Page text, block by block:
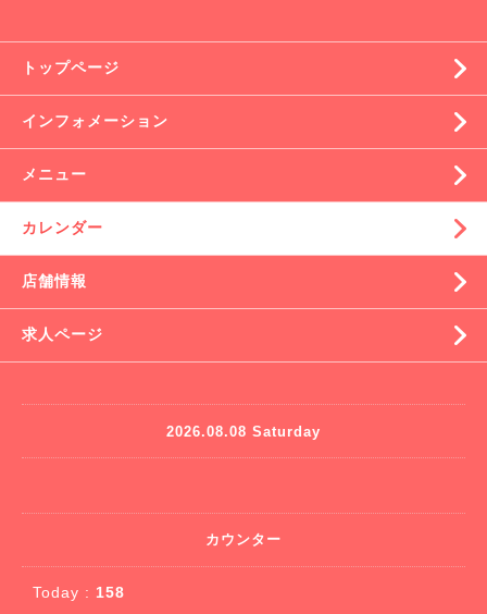
トップページ
インフォメーション
メニュー
カレンダー
店舗情報
求人ページ
2026.08.08 Saturday
カウンター
Today : 158